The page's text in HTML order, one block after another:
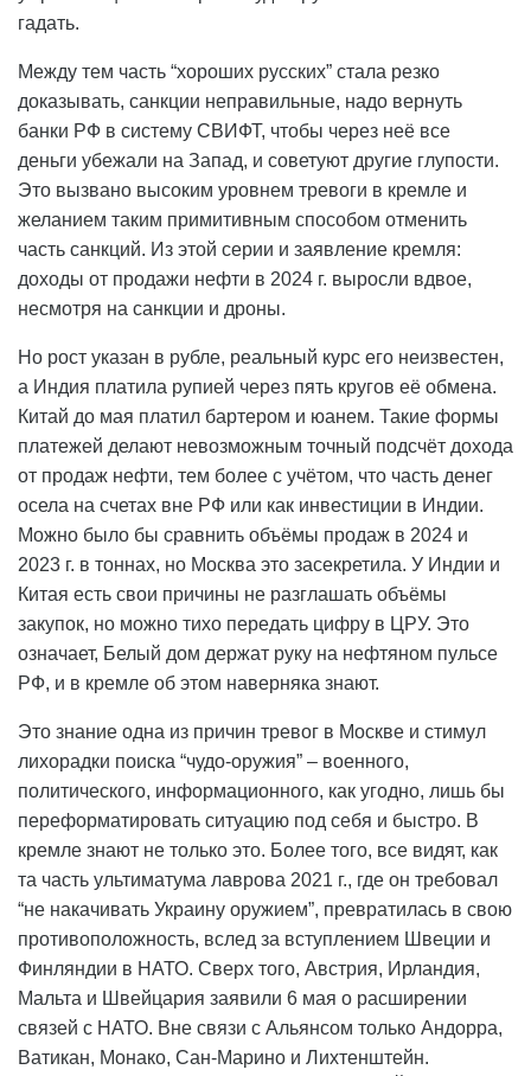
гадать.
Между тем часть “хороших русских” стала резко
доказывать, санкции неправильные, надо вернуть
банки РФ в систему СВИФТ, чтобы через неё все
деньги убежали на Запад, и советуют другие глупости.
Это вызвано высоким уровнем тревоги в кремле и
желанием таким примитивным способом отменить
часть санкций. Из этой серии и заявление кремля:
доходы от продажи нефти в 2024 г. выросли вдвое,
несмотря на санкции и дроны.
Но рост указан в рубле, реальный курс его неизвестен,
а Индия платила рупией через пять кругов её обмена.
Китай до мая платил бартером и юанем. Такие формы
платежей делают невозможным точный подсчёт дохода
от продаж нефти, тем более с учётом, что часть денег
осела на счетах вне РФ или как инвестиции в Индии.
Можно было бы сравнить объёмы продаж в 2024 и
2023 г. в тоннах, но Москва это засекретила. У Индии и
Китая есть свои причины не разглашать объёмы
закупок, но можно тихо передать цифру в ЦРУ. Это
означает, Белый дом держат руку на нефтяном пульсе
РФ, и в кремле об этом наверняка знают.
Это знание одна из причин тревог в Москве и стимул
лихорадки поиска “чудо-оружия” – военного,
политического, информационного, как угодно, лишь бы
переформатировать ситуацию под себя и быстро. В
кремле знают не только это. Более того, все видят, как
та часть ультиматума лаврова 2021 г., где он требовал
“не накачивать Украину оружием”, превратилась в свою
противоположность, вслед за вступлением Швеции и
Финляндии в НАТО. Сверх того, Австрия, Ирландия,
Мальта и Швейцария заявили 6 мая о расширении
связей с НАТО. Вне связи с Альянсом только Андорра,
Ватикан, Монако, Сан-Марино и Лихтенштейн.